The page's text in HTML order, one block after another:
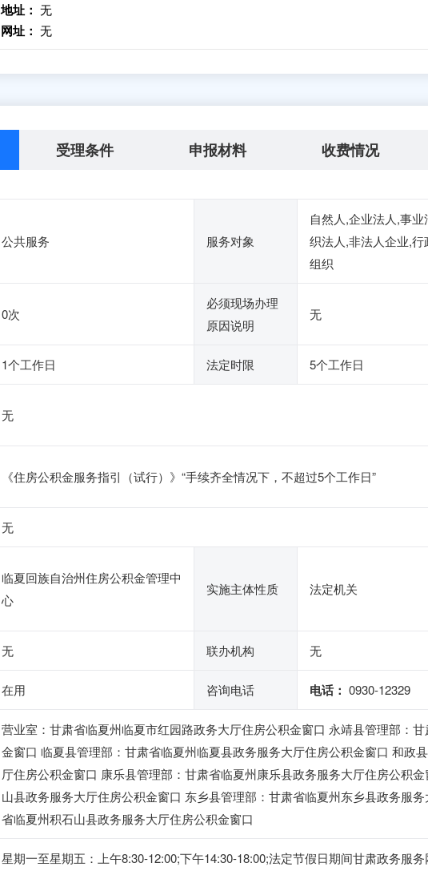
地址： 无
网址： 无
受理条件 申报材料 收费情况
公共服务 服务对象
自然人,企业法人,事业
织法人,非法人企业,
组织
0次
必须现场办理
原因说明
无
1个工作日 法定时限 5个工作日
无
《住房公积金服务指引（试行）》“手续齐全情况下，不超过5个工作日”
无
临夏回族自治州住房公积金管理中
心
实施主体性质 法定机关
无 联办机构 无
在用 咨询电话 电话： 0930-12329
营业室：甘肃省临夏州临夏市红园路政务大厅住房公积金窗口 永靖县管理部：
金窗口 临夏县管理部：甘肃省临夏州临夏县政务服务大厅住房公积金窗口 和政
厅住房公积金窗口 康乐县管理部：甘肃省临夏州康乐县政务服务大厅住房公积
山县政务服务大厅住房公积金窗口 东乡县管理部：甘肃省临夏州东乡县政务服
省临夏州积石山县政务服务大厅住房公积金窗口
星期一至星期五：上午8:30-12:00;下午14:30-18:00;法定节假日期间甘肃政务服